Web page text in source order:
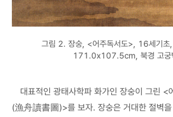
그림 2. 장숭, <어주독서도>, 16세기초,
171.0x107.5cm, 북경 고궁
대표적인 광태사학파 화가인 장숭이 그린 <
(漁舟讀書圖)>를 보자. 장숭은 거대한 절벽